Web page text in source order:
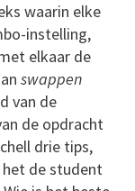
waarin elke
instelling,
elkaar de
swappen
van de
de opdracht
drie tips,
de student